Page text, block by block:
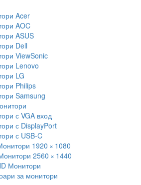
Acer
AOC
ASUS
Dell
ViewSonic
Lenovo
LG
Philips
Samsung
с VGA вход
с DisplayPort
с USB-C
1920 × 1080
2560 × 1440
Монитори
за монитори